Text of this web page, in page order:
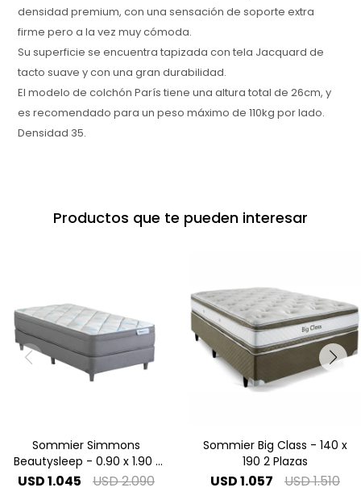
densidad premium, con una sensación de soporte extra
firme pero a la vez muy cómoda.
Su superficie se encuentra tapizada con tela Jacquard de
tacto suave y con una gran durabilidad.
El modelo de colchón París tiene una altura total de 26cm, y
es recomendado para un peso máximo de 110kg por lado.
Densidad 35.
Productos que te pueden interesar
Sommier Simmons
Beautysleep - 0.90 x 1.90 1
Plaza
USD1.045 USD2.090
Sommier Big Class - 140 x
190 2 Plazas
USD1.057 USD1.510